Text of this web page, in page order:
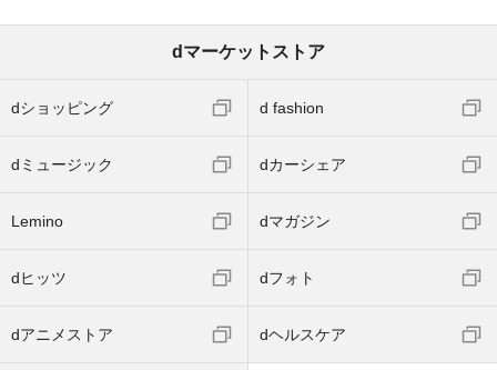
dマーケットストア
dショッピング d fashion
dミュージック dカーシェア
Lemino dマガジン
dヒッツ dフォト
dアニメストア dヘルスケア